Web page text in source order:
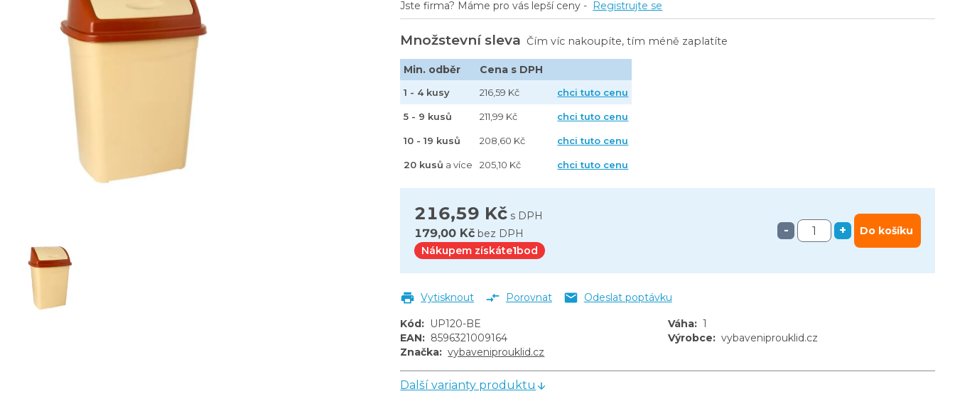
216,59 Kč s DPH
179,00 Kč bez DPH
Nákupem získáte1bod
- + Do košíku
Jste firma? Máme pro vás lepší ceny - Registrujte se
Množstevní sleva Čím víc nakoupíte, tím méně zaplatíte
Min. odběr Cena s DPH
1 - 4 kusy 216,59 Kč chci tuto cenu
5 - 9 kusů 211,99 Kč chci tuto cenu
10 - 19 kusů 208,60 Kč chci tuto cenu
20 kusů a více 205,10 Kč chci tuto cenu
Vytisknout Porovnat Odeslat poptávku
Kód: UP120-BE Váha: 1
EAN: 8596321009164 Výrobce: vybaveniprouklid.cz
Značka: vybaveniprouklid.cz
Další varianty produktu